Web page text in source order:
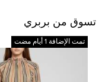
تسوق من بربري
تمت الإضافة 1 أيام مضت